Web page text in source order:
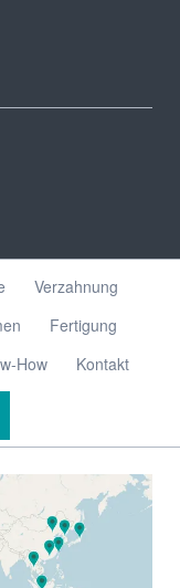
Verzahnung
Fertigung
How Kontakt